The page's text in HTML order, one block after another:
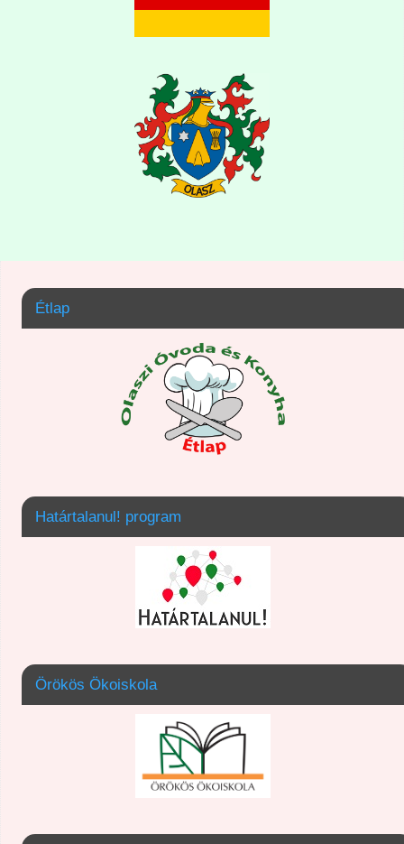
Étlap
Határtalanul! program
Örökös Ökoiskola